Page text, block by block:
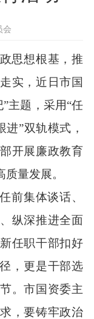
会
思想根基，推
实，近日市国
主题，采用“任
”双轨模式，
开展廉政教育
量发展。
前集体谈话、
纵深推进全面
任职干部扣好
，更是干部选
。市国资委主
，要铸牢政治